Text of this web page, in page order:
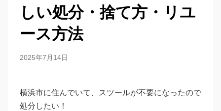
しい処分・捨て方・リユ
ース方法
2025年7月14日
横浜市に住んでいて、スツールが不要になったので
処分したい！